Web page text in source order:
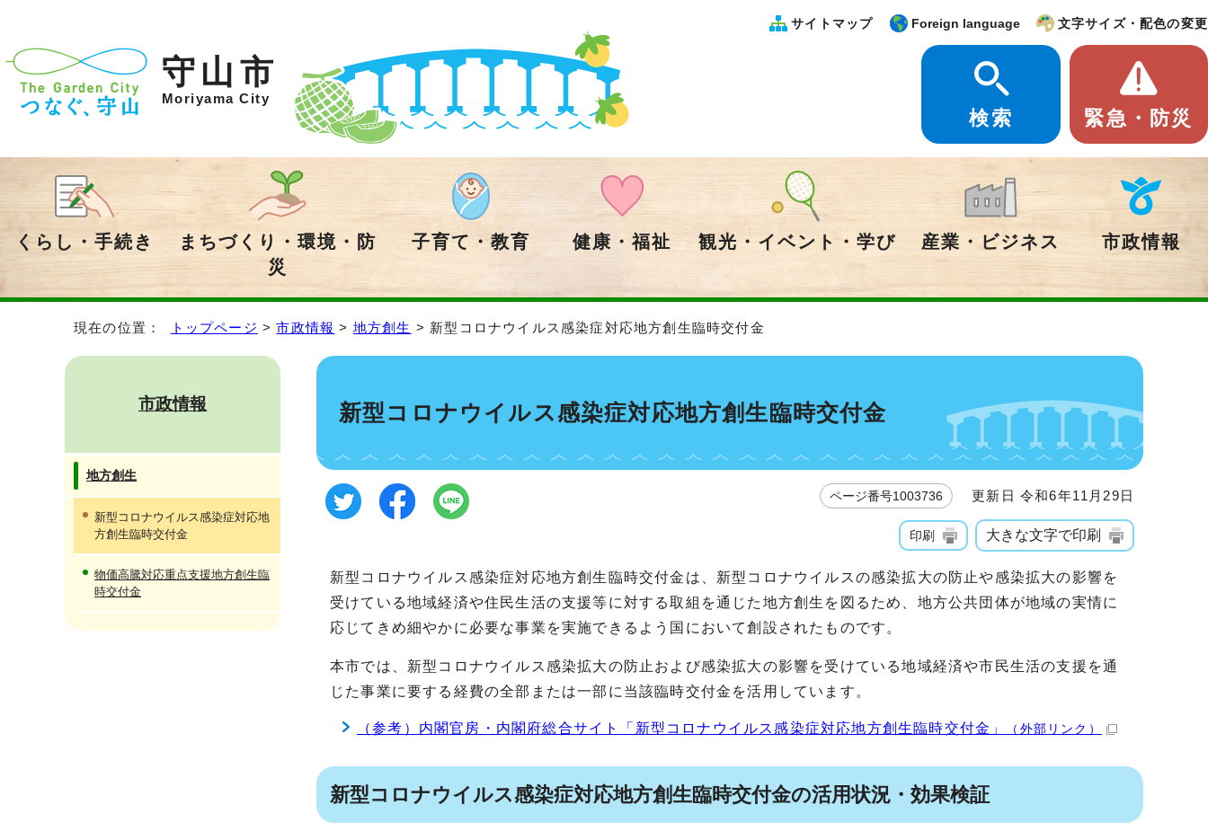
守山市
Moriyama City
サイトマップ Foreign language 文字サイズ・配色の変更
検索 緊急・防災
くらし・手続き
まちづくり・環境・防
災
子育て・教育 健康・福祉 観光・イベント・学び 産業・ビジネス 市政情報
現在の位置： トップページ >市政情報 > 地方創生 > 新型コロナウイルス感染症対応地方創生臨時交付金
新型コロナウイルス感染症対応地方創生臨時交付金
ページ番号1003736 更新日 令和6年11月29日
印刷 大きな文字で印刷
新型コロナウイルス感染症対応地方創生臨時交付金は、新型コロナウイルスの感染拡大の防止や感染拡大の影響を
受けている地域経済や住民生活の支援等に対する取組を通じた地方創生を図るため、地方公共団体が地域の実情に
応じてきめ細やかに必要な事業を実施できるよう国において創設されたものです。
本市では、新型コロナウイルス感染拡大の防止および感染拡大の影響を受けている地域経済や市民生活の支援を通
じた事業に要する経費の全部または一部に当該臨時交付金を活用しています。
（参考）内閣官房・内閣府総合サイト「新型コロナウイルス感染症対応地方創生臨時交付金」 （外部リンク）
新型コロナウイルス感染症対応地方創生臨時交付金の活用状況・効果検証
市政情報
地方創生
新型コロナウイルス感染症対応地
方創生臨時交付金
物価高騰対応重点支援地方創生臨
時交付金